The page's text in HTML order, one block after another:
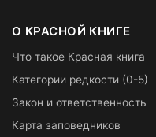
О КРАСНОЙ КНИГЕ
Что такое Красная книга
Категории редкости (0-5)
Закон и ответственность
Карта заповедников